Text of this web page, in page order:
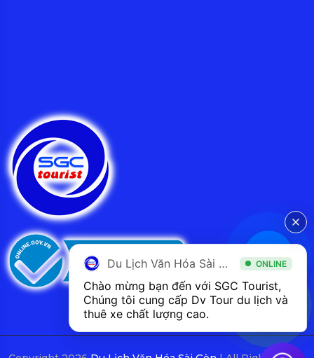
Du Lịch Văn Hóa Sài Gòn ONLINE
Chào mừng bạn đến với SGC Tourist,
Chúng tôi cung cấp Dv Tour du lịch và
thuê xe chất lượng cao.